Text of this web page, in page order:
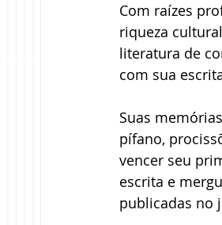
Com raízes
riqueza
literatura de
com sua
Suas
pífano,
vencer seu
escrita e
publicadas no